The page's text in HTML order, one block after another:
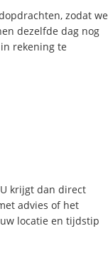
zodat we
dezelfde dag nog
rekening te
krijgt dan direct
advies of het
locatie en tijdstip